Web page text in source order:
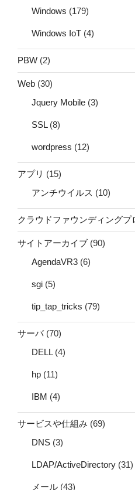
Windows (179)
Windows IoT (4)
PBW (2)
Web (30)
Jquery Mobile (3)
SSL(8)
wordpress (12)
アプリ (15)
アンチウイルス (10)
クラウドファウンディングプ
サイトアーカイブ (90)
AgendaVR3 (6)
sgi (5)
tip_tap_tricks (79)
サーバ(70)
DELL(4)
hp (11)
IBM (4)
サービスや仕組み (69)
DNS (3)
LDAP/ActiveDirectory (31)
メール (43)